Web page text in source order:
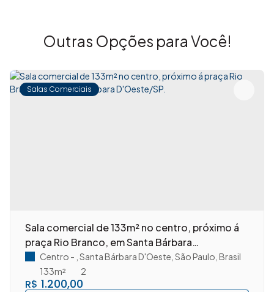
Outras Opções para Você!
Salas Comerciais
Sala comercial de 133m² no centro, próximo á
praça Rio Branco, em Santa Bárbara
D'Oeste/SP.
R$ 1.200,00
Centro Santa Bárbara D'Oeste São Paulo Brasil
2
133m²